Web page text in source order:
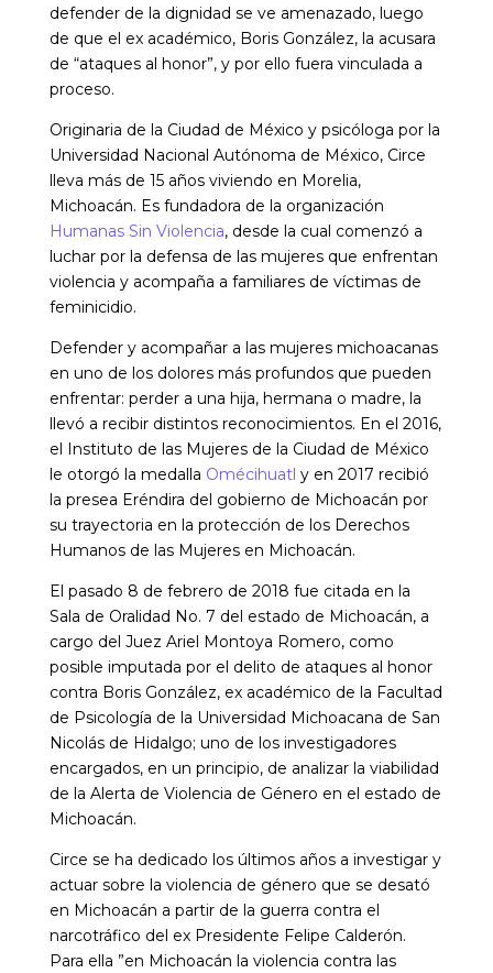
defender de la dignidad se ve amenazado, luego
de que el ex académico, Boris González, la acusara
de “ataques al honor”, y por ello fuera vinculada a
proceso.
Originaria de la Ciudad de México y psicóloga por la
Universidad Nacional Autónoma de México, Circe
lleva más de 15 años viviendo en Morelia,
Michoacán. Es fundadora de la organización
Humanas Sin Violencia, desde la cual comenzó a
luchar por la defensa de las mujeres que enfrentan
violencia y acompaña a familiares de víctimas de
feminicidio.
Defender y acompañar a las mujeres michoacanas
en uno de los dolores más profundos que pueden
enfrentar: perder a una hija, hermana o madre, la
llevó a recibir distintos reconocimientos. En el 2016,
el Instituto de las Mujeres de la Ciudad de México
le otorgó la medalla Omécihuatl y en 2017 recibió
la presea Eréndira del gobierno de Michoacán por
su trayectoria en la protección de los Derechos
Humanos de las Mujeres en Michoacán.
El pasado 8 de febrero de 2018 fue citada en la
Sala de Oralidad No. 7 del estado de Michoacán, a
cargo del Juez Ariel Montoya Romero, como
posible imputada por el delito de ataques al honor
contra Boris González, ex académico de la Facultad
de Psicología de la Universidad Michoacana de San
Nicolás de Hidalgo; uno de los investigadores
encargados, en un principio, de analizar la viabilidad
de la Alerta de Violencia de Género en el estado de
Michoacán.
Circe se ha dedicado los últimos años a investigar y
actuar sobre la violencia de género que se desató
en Michoacán a partir de la guerra contra el
narcotráfico del ex Presidente Felipe Calderón.
Para ella ”en Michoacán la violencia contra las